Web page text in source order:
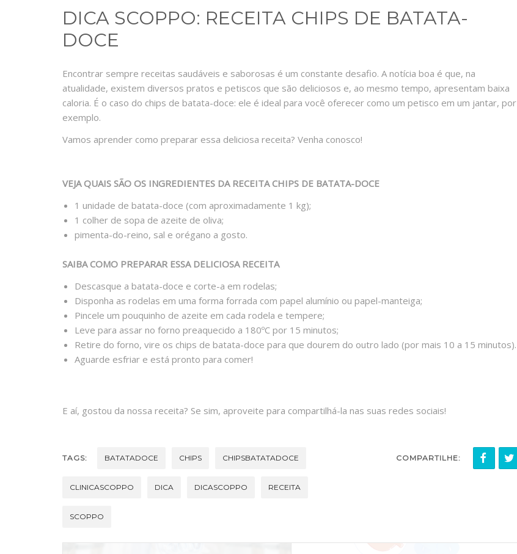
DICA SCOPPO: RECEITA CHIPS DE BATATA-
DOCE
Encontrar sempre receitas saudáveis e saborosas é um constante desafio. A notícia boa é que, na
atualidade, existem diversos pratos e petiscos que são deliciosos e, ao mesmo tempo, apresentam baixa
caloria. É o caso do chips de batata-doce: ele é ideal para você oferecer como um petisco em um jantar, por
exemplo.
Vamos aprender como preparar essa deliciosa receita? Venha conosco!
VEJA QUAIS SÃO OS INGREDIENTES DA RECEITA CHIPS DE BATATA-DOCE
1 unidade de batata-doce (com aproximadamente 1 kg);
1 colher de sopa de azeite de oliva;
pimenta-do-reino, sal e orégano a gosto.
SAIBA COMO PREPARAR ESSA DELICIOSA RECEITA
Descasque a batata-doce e corte-a em rodelas;
Disponha as rodelas em uma forma forrada com papel alumínio ou papel-manteiga;
Pincele um pouquinho de azeite em cada rodela e tempere;
Leve para assar no forno preaquecido a 180ºC por 15 minutos;
Retire do forno, vire os chips de batata-doce para que dourem do outro lado (por mais 10 a 15 minutos).
Aguarde esfriar e está pronto para comer!
E aí, gostou da nossa receita? Se sim, aproveite para compartilhá-la nas suas redes sociais!
TAGS: BATATADOCE CHIPS CHIPSBATATADOCE
CLINICASCOPPO DICA DICASCOPPO RECEITA
SCOPPO
COMPARTILHE: